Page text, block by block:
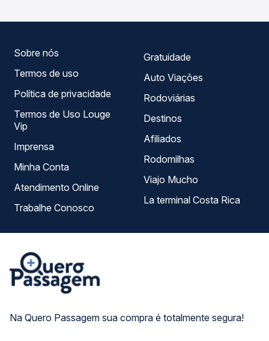
Na Quero Passagem sua compra é totalmente segura!
Sobre nós
Termos de uso
Política de privacidade
Termos de Uso Louge
Vip
Imprensa
Minha Conta
Atendimento Online
Trabalhe Conosco
Gratuidade
Auto Viações
Rodoviárias
Destinos
Afiliados
Rodomilhas
Viajo Mucho
La terminal Costa Rica